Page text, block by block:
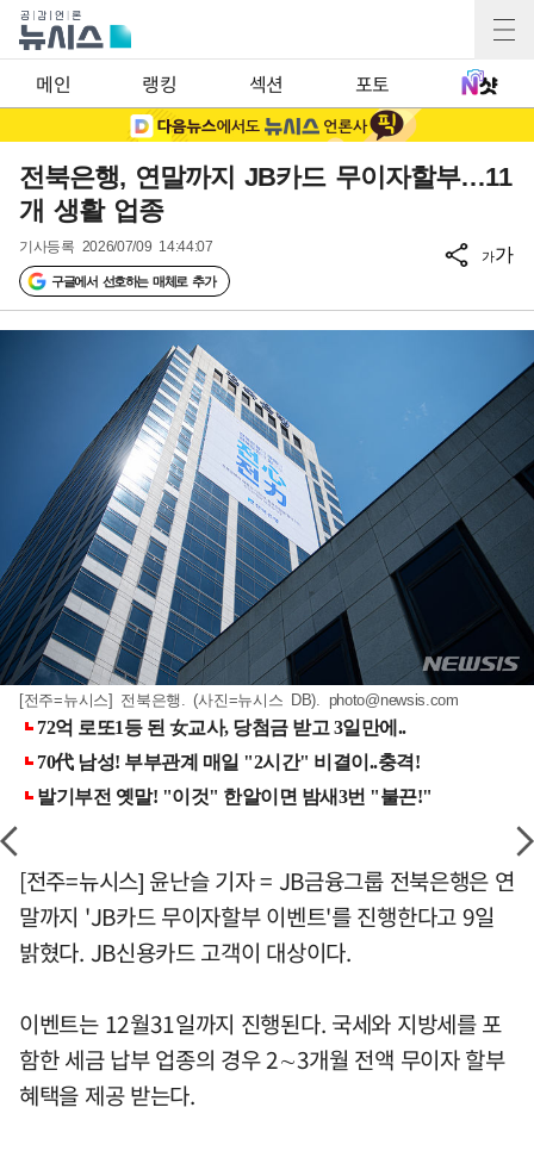
메인 랭킹 섹션 포토
전북은행, 연말까지 JB카드 무이자할부…11
개 생활 업종
기사등록 2026/07/09 14:44:07
구글에서 선호하는 매체로 추가
가가
[전주=뉴시스] 전북은행. (사진=뉴시스 DB). photo@newsis.com
[전주=뉴시스] 윤난슬 기자 = JB금융그룹 전북은행은 연
말까지 'JB카드 무이자할부 이벤트'를 진행한다고 9일
밝혔다. JB신용카드 고객이 대상이다.
이벤트는 12월31일까지 진행된다. 국세와 지방세를 포
함한 세금 납부 업종의 경우 2∼3개월 전액 무이자 할부
혜택을 제공 받는다.